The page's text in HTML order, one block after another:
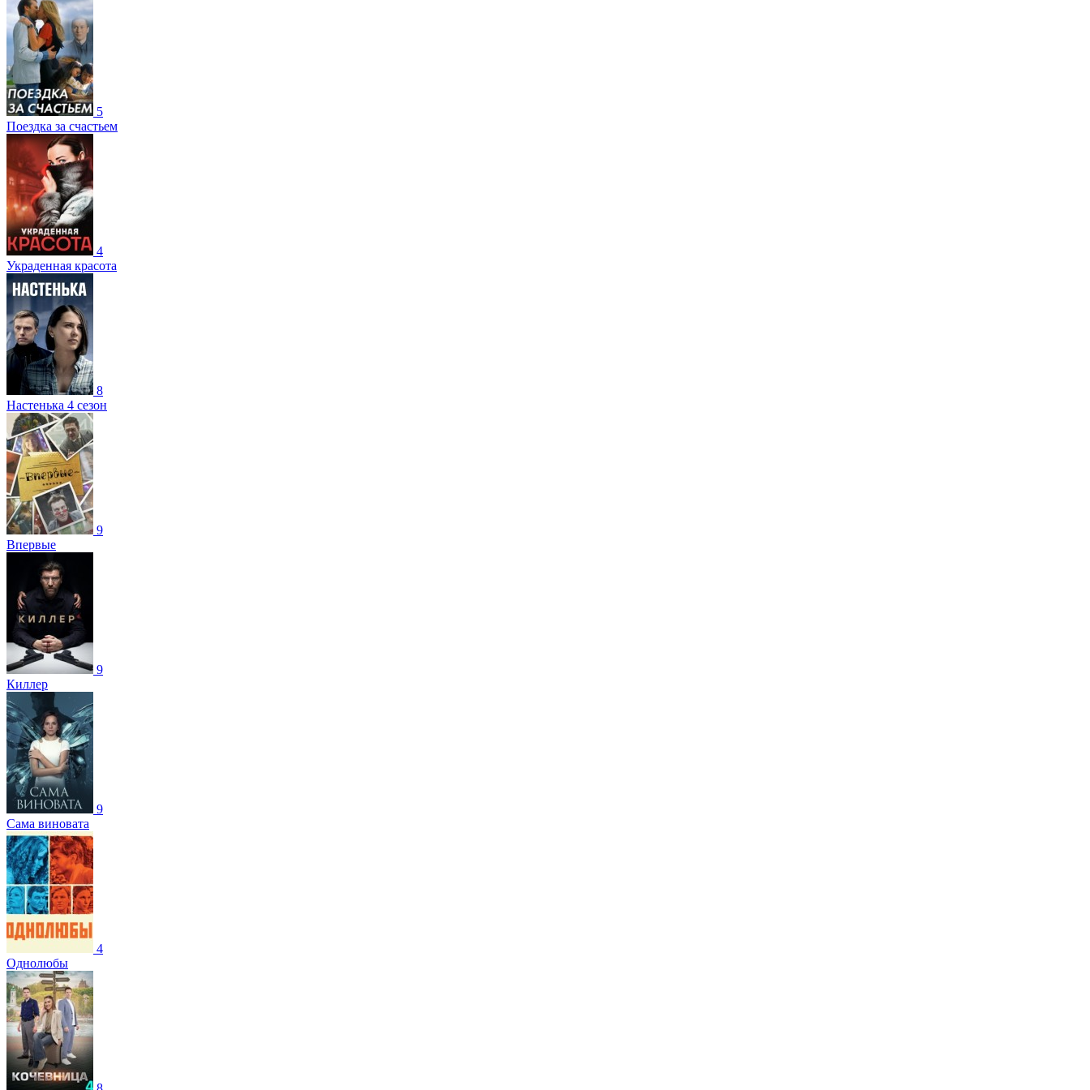
5
Поездка за счастьем
4
Украденная красота
8
Настенька 4 сезон
9
Впервые
9
Киллер
9
Сама виновата
4
Однолюбы